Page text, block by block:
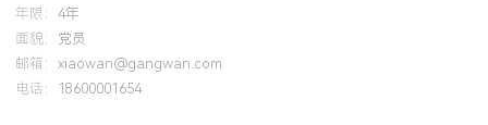
自我评价
专业背景：XXX年人工智能算法研发与工程落地经验，专注于机器
推荐系统领域，主导过智能客服、营销增长等多个千万级用户体量
年限： 4年
面貌： 党员
邮箱： xiaowan@gangwan.com
电话：
18600001654